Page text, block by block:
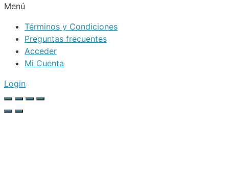
Menú
Términos y Condiciones
Preguntas frecuentes
Acceder
Mi Cuenta
Login